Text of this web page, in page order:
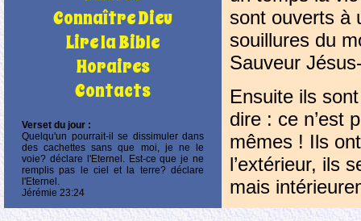
Connaître Dieu
Lire la Bible
Horaires
Contacts
Verset du jour :
Quelqu'un pourrait-il se dissimuler dans
des cachettes sans que moi, je ne le
voie? déclare l'Eternel. Est-ce que je ne
remplis pas le ciel et la terre? déclare
l'Eternel.
Jérémie 23:24
sont ouverts à
souillures du
Sauveur
Ensuite ils
dire : ce n’est
mêmes ! Ils
l’extérieur, ils
mais
leur propre